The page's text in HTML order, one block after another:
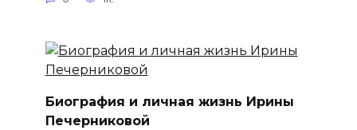
Биография и личная жизнь Ирины
Печерниковой